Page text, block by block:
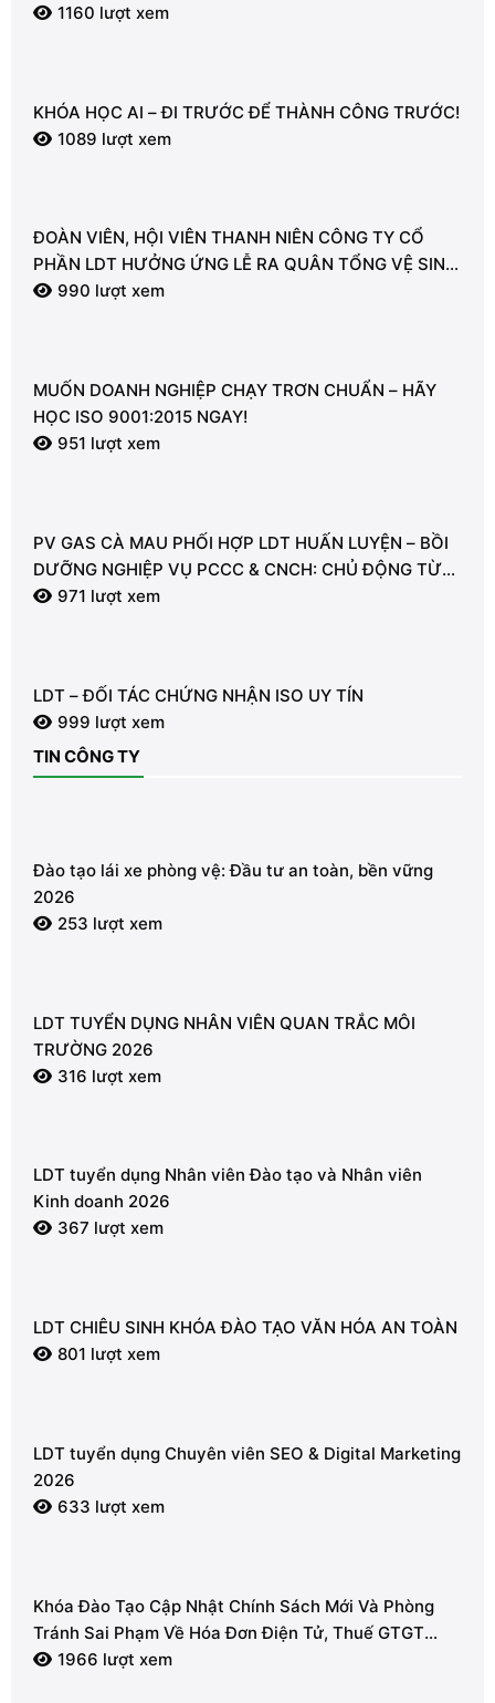
1160 lượt xem
KHÓA HỌC AI – ĐI TRƯỚC ĐỂ THÀNH CÔNG TRƯỚC!
1089 lượt xem
ĐOÀN VIÊN, HỘI VIÊN THANH NIÊN CÔNG TY CỔ
PHẦN LDT HƯỞNG ỨNG LỄ RA QUÂN TỔNG VỆ SINH
MÔI TRƯỜNG
990 lượt xem
MUỐN DOANH NGHIỆP CHẠY TRƠN CHUẨN – HÃY
HỌC ISO 9001:2015 NGAY!
951 lượt xem
PV GAS CÀ MAU PHỐI HỢP LDT HUẤN LUYỆN – BỒI
DƯỠNG NGHIỆP VỤ PCCC & CNCH: CHỦ ĐỘNG TỪ
TỪNG GIÂY VÌ AN TOÀN
971 lượt xem
LDT – ĐỐI TÁC CHỨNG NHẬN ISO UY TÍN
999 lượt xem
TIN CÔNG TY
Đào tạo lái xe phòng vệ: Đầu tư an toàn, bền vững
2026
253 lượt xem
LDT TUYỂN DỤNG NHÂN VIÊN QUAN TRẮC MÔI
TRƯỜNG 2026
316 lượt xem
LDT tuyển dụng Nhân viên Đào tạo và Nhân viên
Kinh doanh 2026
367 lượt xem
LDT CHIÊU SINH KHÓA ĐÀO TẠO VĂN HÓA AN TOÀN
801 lượt xem
LDT tuyển dụng Chuyên viên SEO & Digital Marketing
2026
633 lượt xem
Khóa Đào Tạo Cập Nhật Chính Sách Mới Và Phòng
Tránh Sai Phạm Về Hóa Đơn Điện Tử, Thuế GTGT
20261966 lượt xem